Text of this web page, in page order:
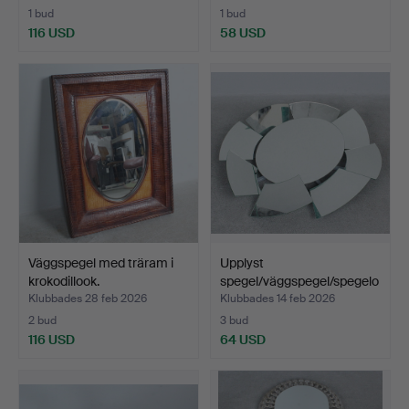
1 bud
116 USD
1 bud
58 USD
Väggspegel med träram i
krokodillook.
Klubbades 28 feb 2026
2 bud
116 USD
Upplyst
spegel/väggspegel/spegelo
bjekt.
Klubbades 14 feb 2026
3 bud
64 USD